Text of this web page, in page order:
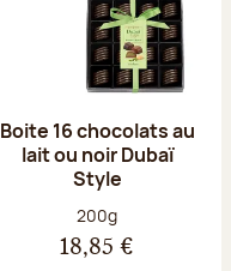
Boite 16 chocolats au
lait ou noir Dubaï
Style
Poids net :
200g
18,85 €